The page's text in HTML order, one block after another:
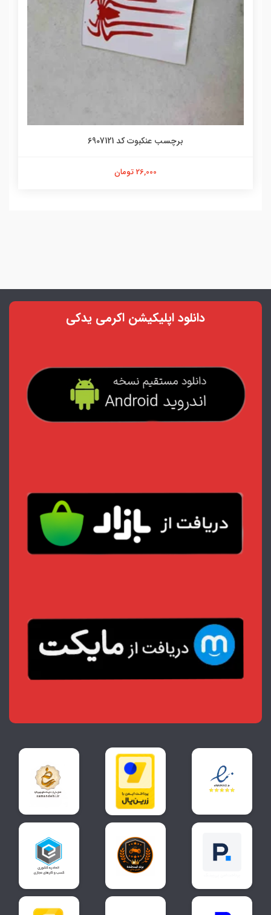
برچسب عنکبوت کد 6907121
26,000 تومان
دانلود اپلیکیشن اکرمی یدکی